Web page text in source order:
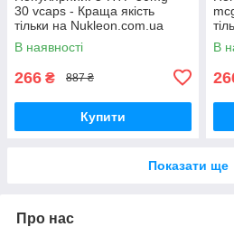
30 vcaps - Краща якість
тільки на Nukleon.com.ua
В наявності
266 ₴ 887 ₴
Купити
В
Показати ще
Про нас